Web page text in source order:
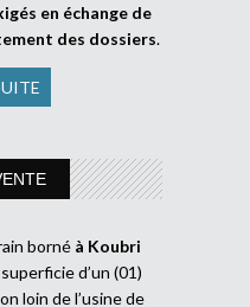
en échange de
des dossiers.
borné à Koubri
d’un (01)
loin de l’usine de